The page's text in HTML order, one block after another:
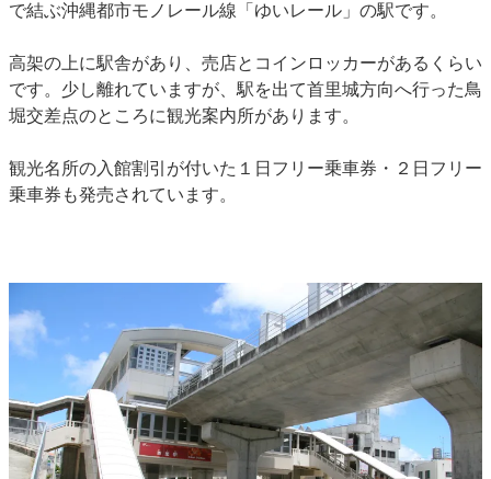
で結ぶ沖縄都市モノレール線「ゆいレール」の駅です。
高架の上に駅舎があり、売店とコインロッカーがあるくらい
です。少し離れていますが、駅を出て首里城方向へ行った鳥
堀交差点のところに観光案内所があります。
観光名所の入館割引が付いた１日フリー乗車券・２日フリー
乗車券も発売されています。